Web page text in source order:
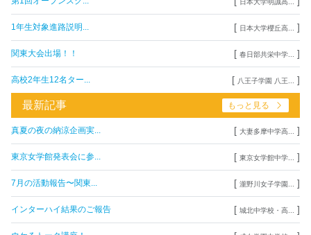
1年生対象進路説明... [ 日本大学櫻丘高... ]
関東大会出場！！ [ 春日部共栄中学... ]
高校2年生12名ター... [ 八王子学園 八王... ]
最新記事 もっと見る
真夏の夜の納涼企画実... [ 大妻多摩中学高... ]
東京女学館発表会に参... [ 東京女学館中学... ]
7月の活動報告〜関東... [ 瀧野川女子学園... ]
インターハイ結果のご報告 [ 城北中学校・高... ]